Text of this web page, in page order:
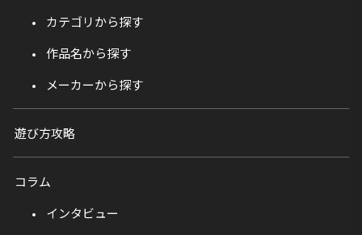
カテゴリから探す
作品名から探す
メーカーから探す
遊び方攻略
コラム
インタビュー